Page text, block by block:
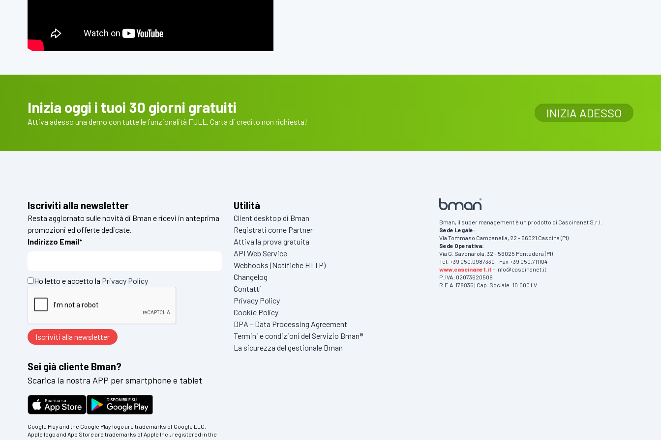
Inizia oggi i tuoi 30 giorni gratuiti
Attiva adesso una demo con tutte le funzionalità FULL. Carta di credito non richiesta!
INIZIA ADESSO
Iscriviti alla newsletter
Resta aggiornato sulle novità di Bman e ricevi in anteprima
promozioni ed offerte dedicate.
Indirizzo Email*
Ho letto e accetto la Privacy Policy
Sei già cliente Bman?
Scarica la nostra APP per smartphone e tablet
Google Play and the Google Play logo are trademarks of Google LLC.
Apple logo and App Store are trademarks of Apple Inc., registered in the
Utilità
Client desktop di Bman
Registrati come Partner
Attiva la prova gratuita
API Web Service
Webhooks (Notifiche HTTP)
Changelog
Contatti
Privacy Policy
Cookie Policy
DPA – Data Processing Agreement
Termini e condizioni del Servizio Bman®
La sicurezza del gestionale Bman
Bman, il super management è un prodotto di Cascinanet S.r.l.
Sede Legale:
Via Tommaso Campanella, 22 - 56021 Cascina (PI)
Sede Operativa:
Via G. Savonarola, 32 - 56025 Pontedera (PI)
Tel. +39 050.0987330 - Fax +39 050.711104
www.cascinanet.it - info@cascinanet.it
P. IVA: 02073620508
R.E.A. 178835 | Cap. Sociale: 10.000 I.V.